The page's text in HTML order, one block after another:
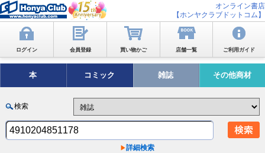
オンライン書店
【ホンヤクラブドットコム】
ログイン 会員登録 買い物かご 店舗一覧 ご利用ガイド
本 コミック 雑誌 その他商材
検索
詳細検索